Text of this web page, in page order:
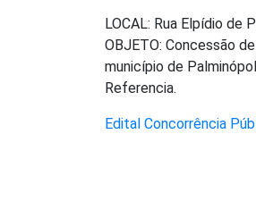
LOCAL: Rua Elpídio de
OBJETO: Concessão
município de
Referencia.
Edital Concorrência